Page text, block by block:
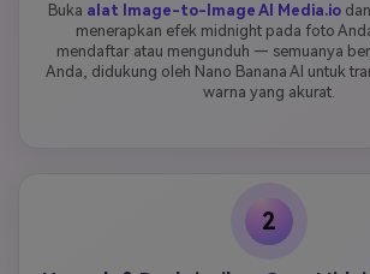
Buka alat Image-to-Image AI Media.io
menerapkan efek midnight pada foto
mendaftar atau mengunduh — semuanya
Anda, didukung oleh Nano Banana AI untuk
warna yang akurat.
2